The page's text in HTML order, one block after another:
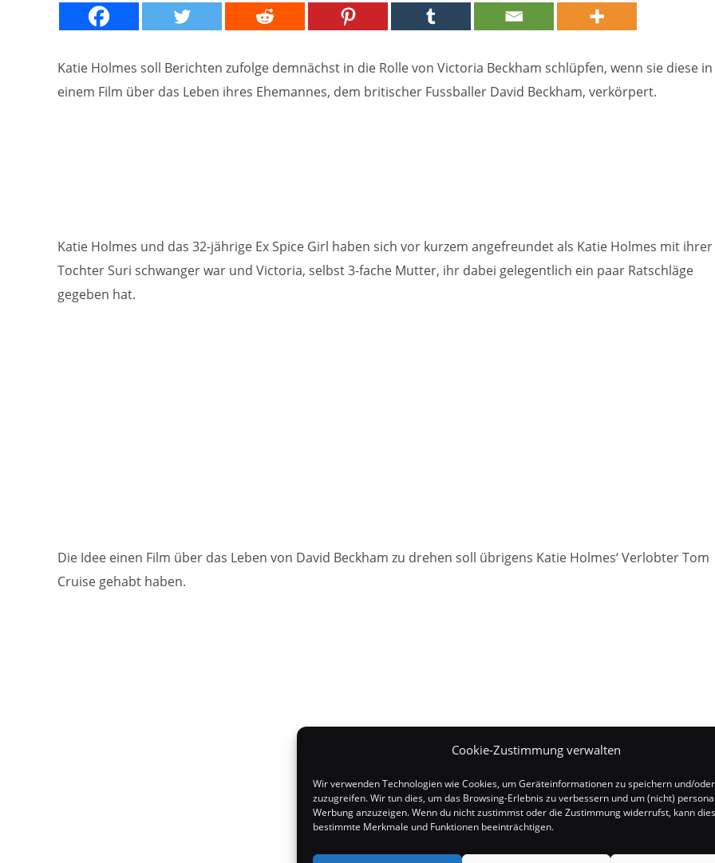
Cookie-Zustimmung verwalten
Wir verwenden Technologien wie Cookies, um Geräteinformationen zu speichern und/
zuzugreifen. Wir tun dies, um das Browsing-Erlebnis zu verbessern und um (nicht)
Werbung anzuzeigen. Wenn du nicht zustimmst oder die Zustimmung widerrufst, kann dies
bestimmte Merkmale und Funktionen beeinträchtigen.
Katie Holmes soll Berichten zufolge demnächst in die Rolle von Victoria Beckham schlüpfen, wenn sie diese in
einem Film über das Leben ihres Ehemannes, dem britischer Fussballer David Beckham, verkörpert.
Katie Holmes und das 32-jährige Ex Spice Girl haben sich vor kurzem angefreundet als Katie Holmes mit ihrer
Tochter Suri schwanger war und Victoria, selbst 3-fache Mutter, ihr dabei gelegentlich ein paar Ratschläge
gegeben hat.
Die Idee einen Film über das Leben von David Beckham zu drehen soll übrigens Katie Holmes‘ Verlobter Tom
Cruise gehabt haben.